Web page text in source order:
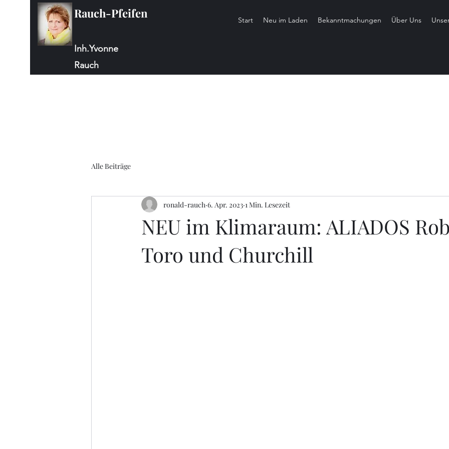
Rauch-Pfeifen
Inh.Yvonne
Rauch
Start Neu im Laden Bekanntmachungen Über Uns
Alle Beiträge
NEU im Klimaraum: ALIADOS
Toro und Churchill
ronald-rauch 6. Apr. 2023 1 Min. Lesezeit